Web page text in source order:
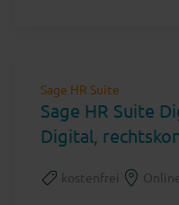
Sage HR Suite
Sage HR Suite
Digital,
kostenfrei